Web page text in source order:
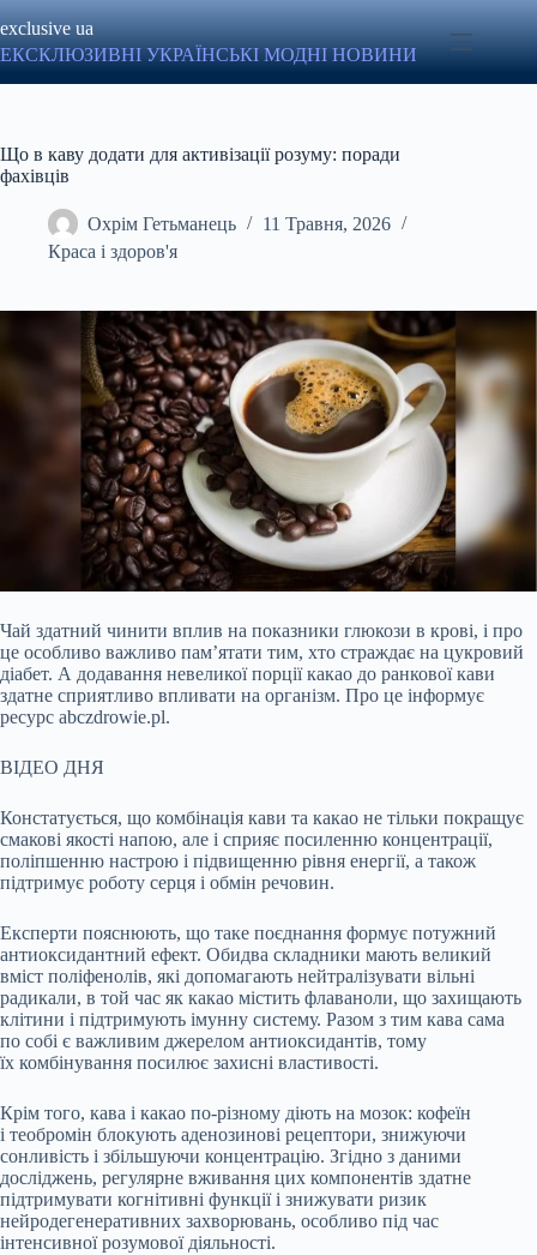
до
вмісту
exclusive ua
ЕКСКЛЮЗИВНІ УКРАЇНСЬКІ МОДНІ НОВИНИ
Що в каву додати для активізації розуму: поради
фахівців
Охрім Гетьманець
11 Травня, 2026
Краса і здоров'я
Чай здатний чинити вплив на показники глюкози в крові, і про
це особливо важливо пам’ятати тим, хто страждає на цукровий
діабет. А додавання невеликої порції какао до ранкової кави
здатне сприятливо впливати на організм. Про це інформує
ресурс abczdrowie.pl.
ВІДЕО ДНЯ
Констатується, що комбінація кави та какао не тільки покращує
смакові якості напою, але і сприяє посиленню концентрації,
поліпшенню настрою і підвищенню рівня енергії, а також
підтримує роботу серця і обмін речовин.
Експерти пояснюють, що таке поєднання формує потужний
антиоксидантний ефект. Обидва складники мають великий
вміст поліфенолів, які допомагають нейтралізувати вільні
радикали, в той час як какао містить флаваноли, що захищають
клітини і підтримують імунну систему. Разом з тим кава сама
по собі є важливим джерелом антиоксидантів, тому
їх комбінування посилює захисні властивості.
Крім того, кава і какао по-різному діють на мозок: кофеїн
і теобромін блокують аденозинові рецептори, знижуючи
сонливість і збільшуючи концентрацію. Згідно з даними
досліджень, регулярне вживання цих компонентів здатне
підтримувати когнітивні функції і знижувати ризик
нейродегенеративних захворювань, особливо під час
інтенсивної розумової діяльності.